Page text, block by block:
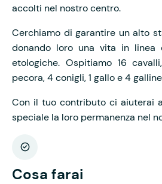
accolti nel nostro centro.
Cerchiamo di garantire un alto
donando loro una vita in linea
etologiche. Ospitiamo 16
pecora, 4 conigli, 1 gallo e 4
Con il tuo contributo ci aiuterai
speciale la loro permanenza nel
Cosa farai